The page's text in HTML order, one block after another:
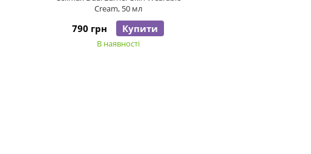
Cream, 50 мл
790 грн Купити
В наявності